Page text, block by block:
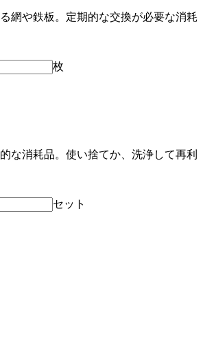
網や鉄板。定期的な交換が必要な消耗
枚
な消耗品。使い捨てか、洗浄して再利
セット